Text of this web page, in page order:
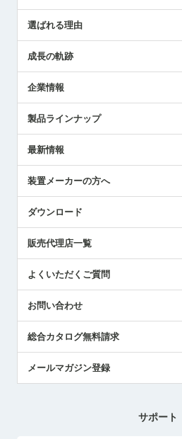
解決策提案
選ばれる理由
成長の軌跡
企業情報
ごあいさつ
受賞履歴
採用情報
国/地域/言語
製品ラインナップ
ツールセッタ製品
エアマイクロセンサ製品
最新情報
メトロールの技術
社員ブログ
中小企業のBCP地震対策
センサのテクニカルガイド
社長ブログ
装置メーカーの方へ
ダウンロード
販売代理店一覧
よくいただくご質問
お問い合わせ
総合カタログ無料請求
メールマガジン登録
サポート